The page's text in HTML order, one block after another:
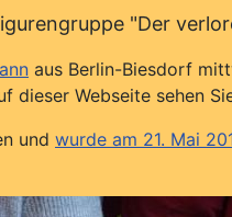
"Der
aus Berlin-Biesdorf
dieser Webseite sehen
und wurde am 21. Mai